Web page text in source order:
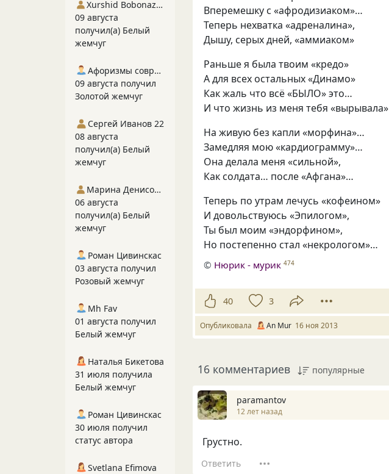
Вперемешку с «афродизиаком»…
Теперь нехватка «адреналина»,
Дышу, серых дней, «аммиаком»
Раньше я была твоим «кредо»
А для всех остальных«Динамо»
Как жаль что всё«БЫЛО» это…
И что жизнь из меня тебя «вырывала»
На живую без капли «морфина»…
Замедляя мою«кардиограмму»…
Она делала меня «сильной»,
Как солдата… после«Афгана»…
Теперь по утрам лечусь «кофеином»
И довольствуюсь «Эпилогом»,
Ты был моим «эндорфином»,
Но постепенно стал «некрологом»…
© Нюрик - мурик 474
40 3
Опубликовала An Mur 16 ноя 2013
16 комментариев популярные
paramantov
12 лет назад
Грустно.
Ответить
Xurshid Bobonazarov
09 августа
получил(а) Белый
жемчуг
Афоризмы современников
09 августа получил
Золотой жемчуг
Сергей Иванов 22
08 августа
получил(а) Белый
жемчуг
Марина Денисова 5
06 августа
получил(а) Белый
жемчуг
Роман Цивинскас
03 августа получил
Розовый жемчуг
Mh Fav
01 августа получил
Белый жемчуг
Наталья Бикетова
31 июля получила
Белый жемчуг
Роман Цивинскас
30 июля получил
статус автора
Svetlana Efimova